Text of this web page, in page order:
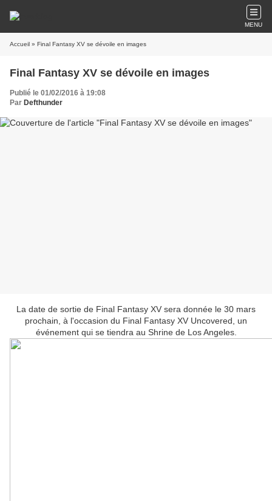
MENU
Accueil » Final Fantasy XV se dévoile en images
Final Fantasy XV se dévoile en images
Publié le 01/02/2016 à 19:08
Par Defthunder
La date de sortie de Final Fantasy XV sera donnée le 30 mars
prochain, à l'occasion du Final Fantasy XV Uncovered, un
événement qui se tiendra au Shrine de Los Angeles.